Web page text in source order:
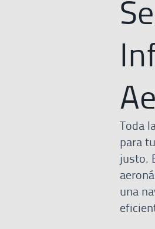
Toda
para
justo.
una